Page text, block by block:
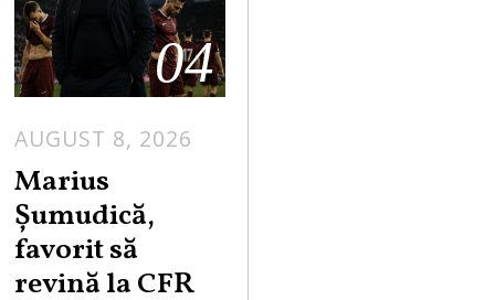
04
AUGUST 8, 2026
Marius
Șumudică,
favorit să
revină la CFR